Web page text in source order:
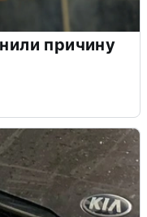
причину